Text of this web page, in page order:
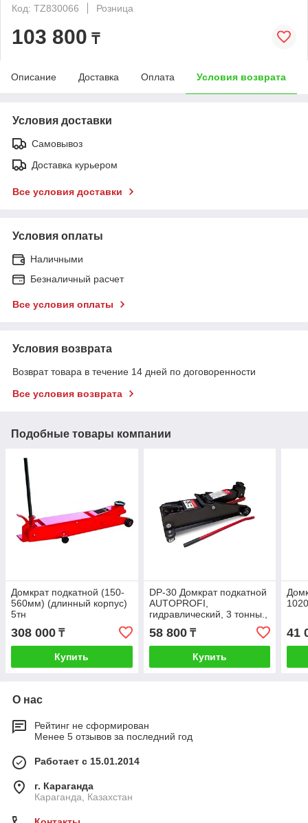
Код: TZ830066
Розница
103 800 ₸
Описание Доставка Оплата Условия возврата
Условия доставки
Самовывоз
Доставка курьером
Все условия доставки
Условия оплаты
Наличными
Безналичный расчет
Все условия оплаты
Условия возврата
Возврат товара в течение 14 дней по договоренности
Все условия возврата
Подобные товары компании
Домкрат подкатной (150-
560мм) (длинный корпус)
5тн
308 000 ₸
Купить
DP-30 Домкрат подкатной
AUTOPROFI,
гидравлический, 3 тонны.,
высота подъёма 145 - 435
мм., 1/1
58 800₸
Купить
41
О нас
Рейтинг не сформирован
Менее 5 отзывов за последний год
Работает с 15.01.2014
г. Караганда
Караганда, Казахстан